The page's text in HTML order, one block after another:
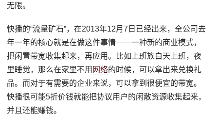
无限。
快播的“流量矿石”，在2013年12月7日已经出来，全公司去
年一年的核心就是在做这件事情——一种新的商业模式，
把闲置带宽收集起来，再应用。比如上班族白天上班，夜
里睡觉，那么在家里不用 网络的时候，可以拿出来兑换礼
品。而对于有需要的企业来说，可以拿到很便宜的带宽。
快播很可能5折价钱就能把协议用户的闲散资源收集起来，
并且还能赚钱。